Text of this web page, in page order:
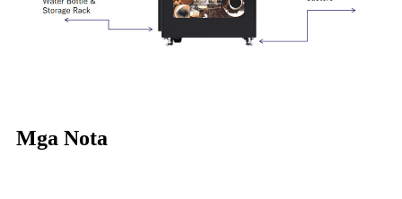
Mga Nota